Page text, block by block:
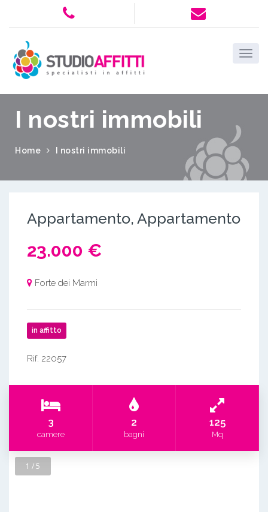
I nostri immobili
Home I nostri immobili
Appartamento, Appartamento
23.000 €
Forte dei Marmi
in affitto
Rif. 22057
3
camere
2
bagni
125
Mq
1 / 5